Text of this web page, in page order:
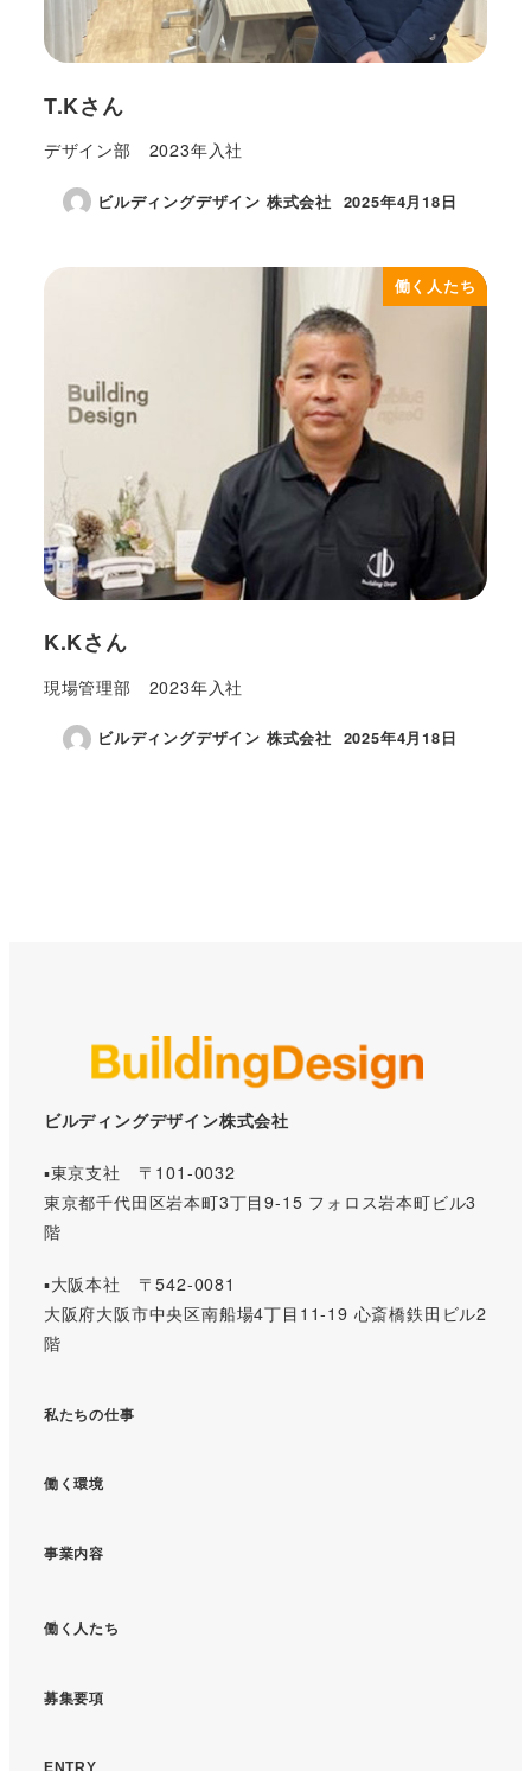
T.Kさん
デザイン部 2023年入社
ビルディングデザイン 株式会社
投稿日
2025年4月18日
働く人たち
K.Kさん
現場管理部 2023年入社
ビルディングデザイン 株式会社
投稿日
2025年4月18日
ビルディングデザイン株式会社
▪️東京支社 〒101-0032
東京都千代田区岩本町3丁目9-15 フォロス岩本町ビル3
階
▪️大阪本社 〒542-0081
大阪府大阪市中央区南船場4丁目11-19 心斎橋鉄田ビル2
階
私たちの仕事
働く環境
事業内容
働く人たち
募集要項
ENTRY